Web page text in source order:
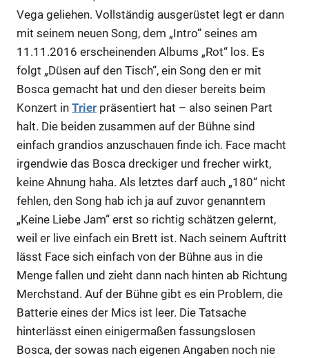
Vega geliehen. Vollständig ausgerüstet legt er dann
mit seinem neuen Song, dem „Intro“ seines am
11.11.2016 erscheinenden Albums „Rot“ los. Es
folgt „Düsen auf den Tisch“, ein Song den er mit
Bosca gemacht hat und den dieser bereits beim
Konzert in Trier präsentiert hat – also seinen Part
halt. Die beiden zusammen auf der Bühne sind
einfach grandios anzuschauen finde ich. Face macht
irgendwie das Bosca dreckiger und frecher wirkt,
keine Ahnung haha. Als letztes darf auch „180“ nicht
fehlen, den Song hab ich ja auf zuvor genanntem
„Keine Liebe Jam“ erst so richtig schätzen gelernt,
weil er live einfach ein Brett ist. Nach seinem Auftritt
lässt Face sich einfach von der Bühne aus in die
Menge fallen und zieht dann nach hinten ab Richtung
Merchstand. Auf der Bühne gibt es ein Problem, die
Batterie eines der Mics ist leer. Die Tatsache
hinterlässt einen einigermaßen fassungslosen
Bosca, der sowas nach eigenen Angaben noch nie